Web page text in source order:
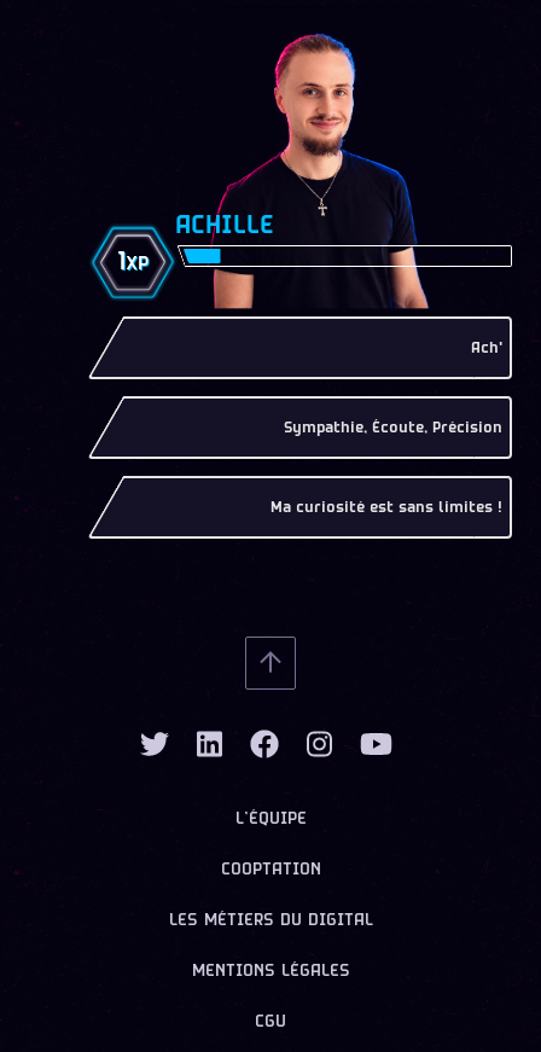
1XP
ACHILLE
Ach'
Sympathie, Écoute, Précision
Ma curiosité est sans limites !
L’ÉQUIPE
COOPTATION
LES MÉTIERS DU DIGITAL
MENTIONS LÉGALES
CGU